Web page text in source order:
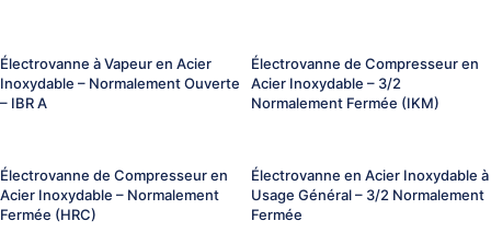
Électrovanne à Vapeur en Acier
Inoxydable – Normalement Ouverte
– IBR A
Électrovanne de Compresseur en
Acier Inoxydable – 3/2
Normalement Fermée (IKM)
Électrovanne de Compresseur en
Acier Inoxydable – Normalement
Fermée (HRC)
Électrovanne en Acier Inoxydable à
Usage Général – 3/2 Normalement
Fermée